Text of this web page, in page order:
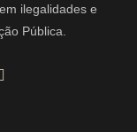
ilegalidades e
Pública.